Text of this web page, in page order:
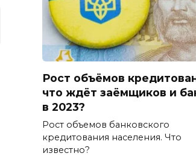
Рост объёмов
что ждёт заёмщиков и
в 2023?
Рост объемов банковского
кредитования населения. Что
известно?